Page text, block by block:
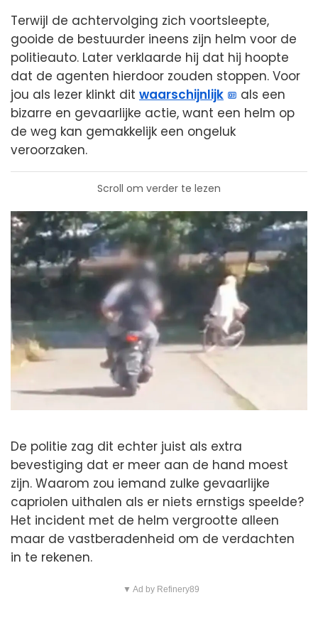
Terwijl de achtervolging zich voortsleepte,
gooide de bestuurder ineens zijn helm voor de
politieauto. Later verklaarde hij dat hij hoopte
dat de agenten hierdoor zouden stoppen. Voor
jou als lezer klinkt dit waarschijnlijk
als een
bizarre en gevaarlijke actie, want een helm op
de weg kan gemakkelijk een ongeluk
veroorzaken.
Scroll om verder te lezen
De politie zag dit echter juist als extra
bevestiging dat er meer aan de hand moest
zijn. Waarom zou iemand zulke gevaarlijke
capriolen uithalen als er niets ernstigs speelde?
Het incident met de helm vergrootte alleen
maar de vastberadenheid om de verdachten
in te rekenen.
▼ Ad by Refinery89